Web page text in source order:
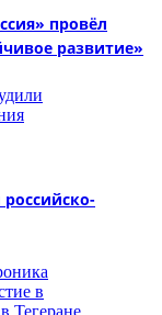
провёл
развитие»